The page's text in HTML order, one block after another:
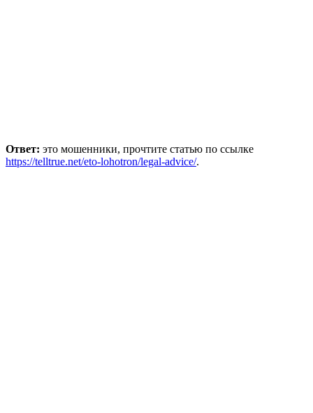
Ответ: это мошенники, прочтите статью по ссылке
https://telltrue.net/eto-lohotron/legal-advice/.